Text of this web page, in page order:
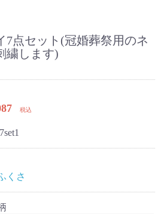
7点セット(冠婚葬祭用のネ
繍します)
税込
くさ